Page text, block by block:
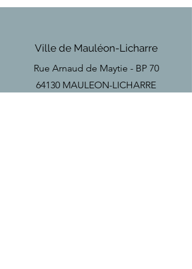
Ville de Mauléon-Licharre
Rue Arnaud de Maytie - BP 70
64130 MAULEON-LICHARRE